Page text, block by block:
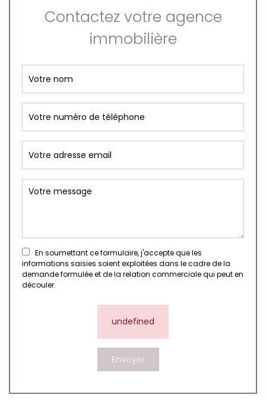
Contactez votre agence
immobilière
En soumettant ce formulaire, j'accepte que les
informations saisies soient exploitées dans le cadre de la
demande formulée et de la relation commerciale qui peut en
découler.
undefined